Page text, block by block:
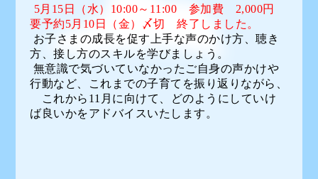
5月 15 日（水） 10:00～ 11:00 参加費 2,000円
要予約5月10日（金）〆切 終了しました。
お子さまの成長を促す上手な声のかけ方、聴き
方、接し方のスキルを学びましょう。
無意識で気づいていなかったご自身の声かけや
行動など、
これまでの子育てを振り返りながら、
これから 11 月に向けて、どのようにしていけ
ば良いかをアドバイスいたします。